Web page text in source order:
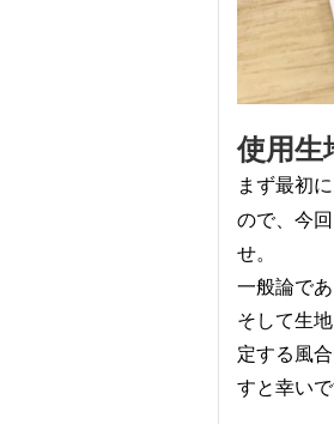
使用生
まず最初
ので、今
せ。
一般論で
そして生
定する風
すと幸いで